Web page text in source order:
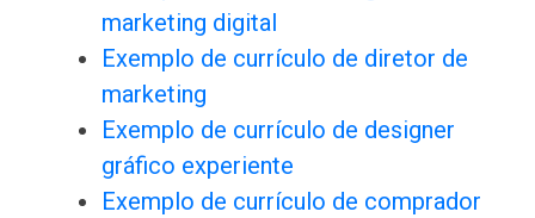
marketing digital
Exemplo de currículo de diretor de
marketing
Exemplo de currículo de designer
gráfico experiente
Exemplo de currículo de comprador